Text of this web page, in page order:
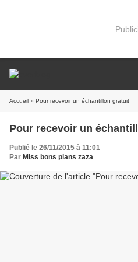
Accueil » Pour recevoir un échantillon gratuit
Pour recevoir un
Publié le 26/11/2015 à 11:01
Par Miss bons plans zaza